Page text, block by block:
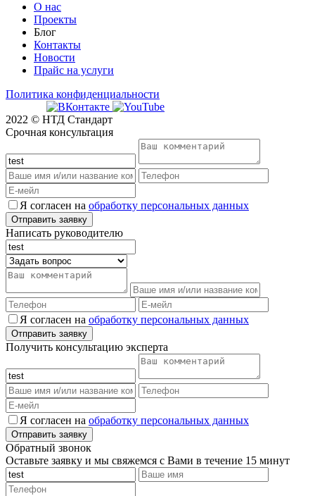
О нас
Проекты
Блог
Контакты
Новости
Прайс на услуги
Политика конфиденциальности
2022 © НТД Стандарт
Срочная консультация
Я согласен на обработку персональных данных
Написать руководителю
Я согласен на обработку персональных данных
Получить консультацию эксперта
Я согласен на обработку персональных данных
Обратный звонок
Оставьте заявку и мы свяжемся с Вами в течение 15 минут